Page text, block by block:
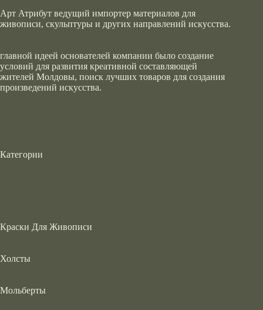
Арт Атрибут ведущий импортер материалов для
живописи, скульптуры и других направлений искусства.
главной идеей основателей компании было создание
условий для развития креативной составляющей
жителей Молдовы, поиск лучших товаров для создания
произведений искусства.
Категории
Краски Для Живописи
Холсты
Мольберты